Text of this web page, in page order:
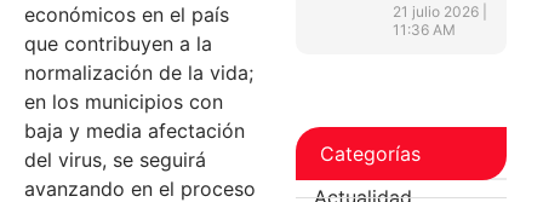
económicos en el país
que contribuyen a la
normalización de la vida;
en los municipios con
baja y media afectación
del virus, se seguirá
avanzando en el proceso
21 julio 2026
11:36 AM
Categorías